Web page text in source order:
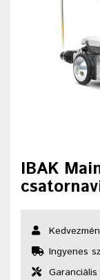
IBAK
Ingyenes